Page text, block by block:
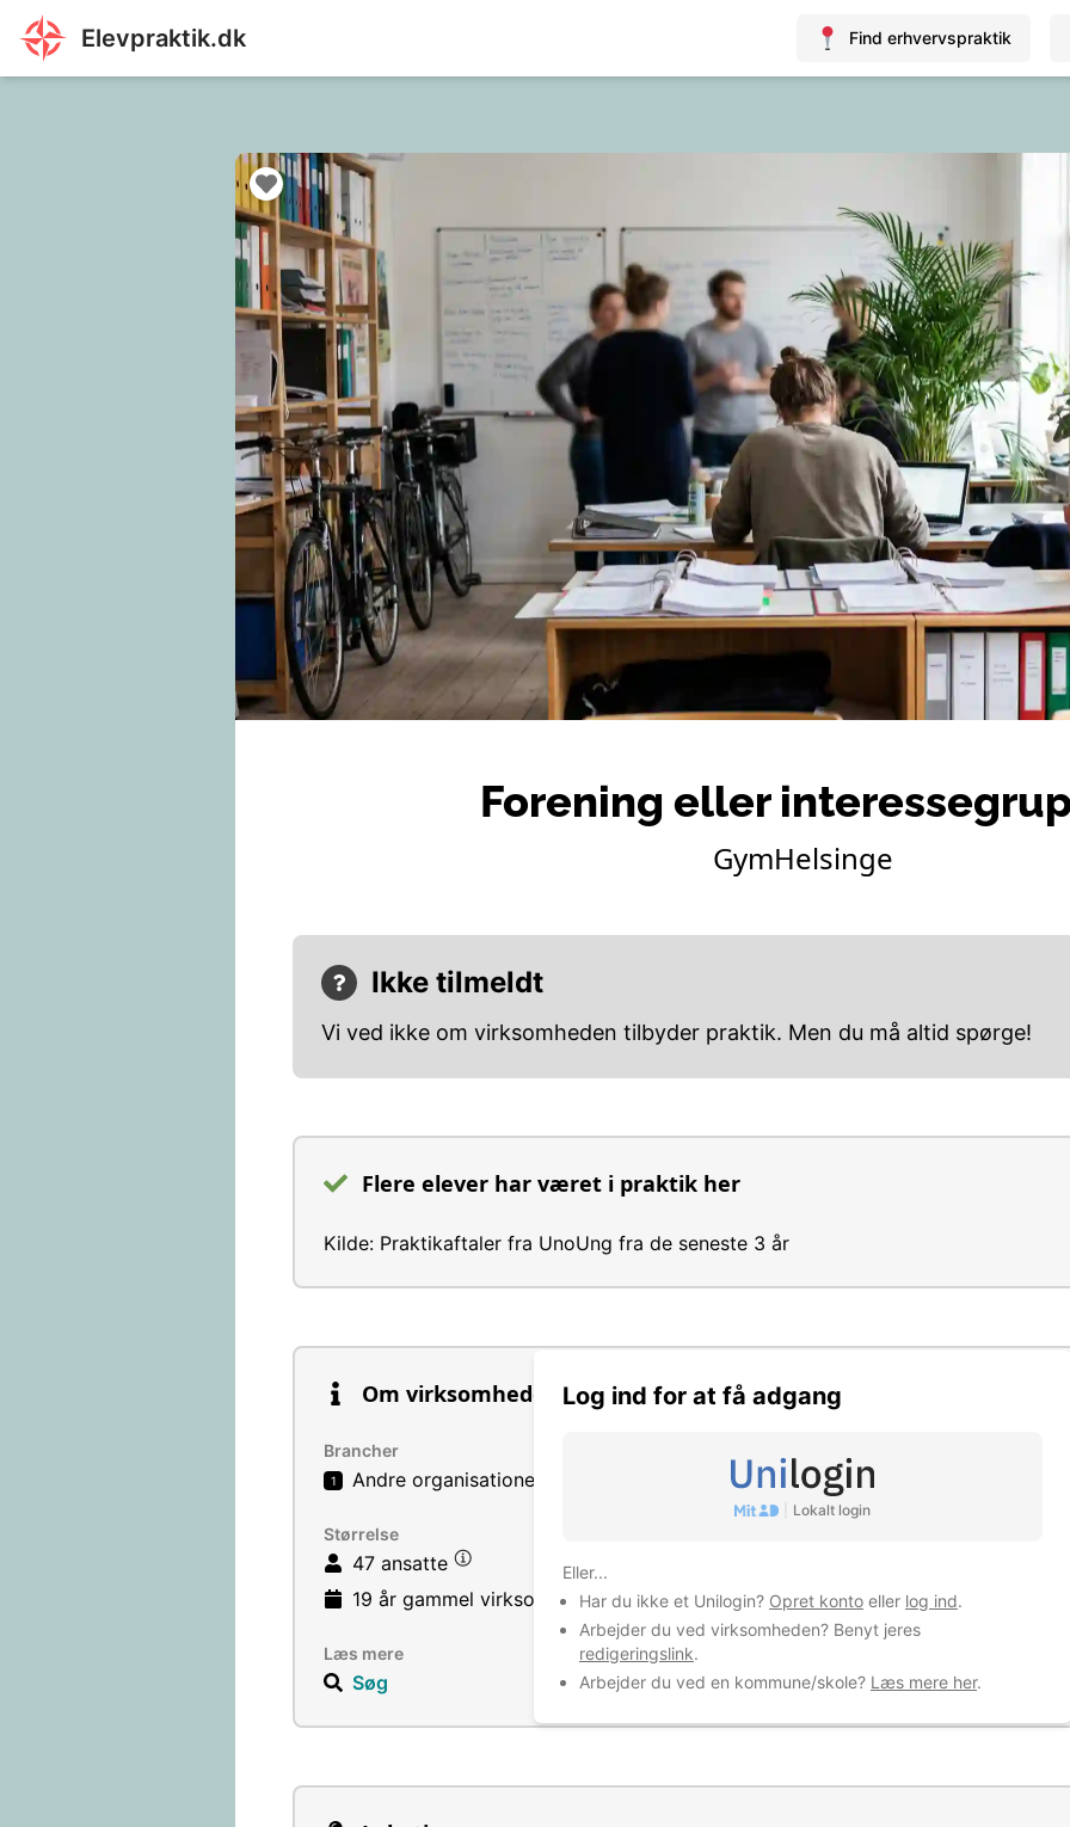
Elevpraktik.dk Find erhvervspraktik
Log ind for at få adgang
Lokalt login
Eller...
Har du ikke et Unilogin? Opret konto eller log ind.
Arbejder du ved virksomheden? Benyt jeres
redigeringslink.
Arbejder du ved en kommune/skole? Læs mere her.
Forening eller
GymHelsinge
Ikke tilmeldt
Vi ved ikke om virksomheden tilbyder praktik. Men du må altid spørge!
Flere elever har været i praktik her
Kilde: Praktikaftaler fra UnoUng fra de seneste 3 år
Om virksomheden
Brancher
1 Andre organisationers og foreningers aktiviteter i.a.n.
Størrelse
47 ansatte
19 år gammel virksomhed
Læs mere
Søg